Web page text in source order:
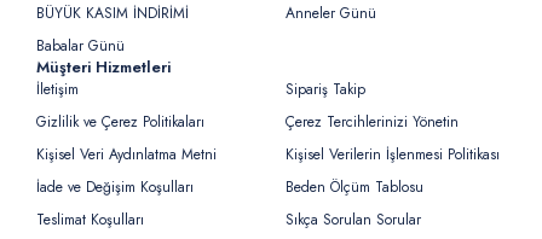
BÜYÜK KASIM İNDİRİMİ
Anneler Günü
Babalar Günü
Müşteri Hizmetleri
İletişim
Sipariş Takip
Gizlilik ve Çerez Politikaları
Çerez Tercihlerinizi Yönetin
Kişisel Veri Aydınlatma Metni
Kişisel Verilerin İşlenmesi Politikası
İade ve Değişim Koşulları
Beden Ölçüm Tablosu
Teslimat Koşulları
Sıkça Sorulan Sorular